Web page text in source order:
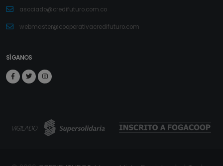
asociado@credifuturo.com.co
webmaster@cooperativacredifuturo.com
SÍGANOS